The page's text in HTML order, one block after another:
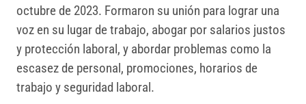
octubre de 2023. Formaron su unión para lograr una
voz en su lugar de trabajo, abogar por salarios justos
y protección laboral, y abordar problemas como la
escasez de personal, promociones, horarios de
trabajo y seguridad laboral.